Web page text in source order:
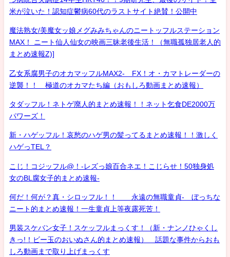
米が泣いた！認知症鬱病60代のラストサイト絶賛！公開中
魔法熟女/美魔女ッ娘メグみみちゃんのニートッフルステーション
MAX！ ニート仙人仙女の映画三昧老後生活！（無職孤独居老人的
まとめ速報Z)]
乙女系腐男子のオカマッフルMAX2- FX！オ・カマトレーダーの
逆襲！！ 極道のオカマたち編（おもしろ動画まとめ速報）
タダッフル！ネトゲ廃人的まとめ速報！！ネット乞食DE2000万
パワーズ！
新・ハゲッフル！哀愁のハゲ男の髪ってるまとめ速報！！激しく
ハゲっTEL？
こじ！コジッフル@！-レズっ娘百合ネエ！こじらせ！50独身処
女のBL腐女子的まとめ速報-
何だ！何が？真・シロッフル！！ 永遠の無職童貞- ぼっちな
ニート的まとめ速報！一生童貞上等夜露死苦！
男装スケバン女子！スケッフルまっくす！（新・ナンノひゃくし
きっ!！ビー玉のおいぬさん的まとめ速報） 話題な事件からおも
しろ動画まで取り上げまっくす